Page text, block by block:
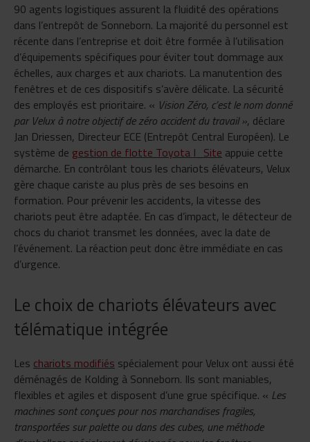
90 agents logistiques assurent la fluidité des opérations
dans l’entrepôt de Sonneborn. La majorité du personnel est
récente dans l’entreprise et doit être formée à l’utilisation
d’équipements spécifiques pour éviter tout dommage aux
échelles, aux charges et aux chariots. La manutention des
fenêtres et de ces dispositifs s’avère délicate. La sécurité
des employés est prioritaire. « Vision Zéro, c’est le nom donné
par Velux à notre objectif de zéro accident du travail», déclare
Jan Driessen, Directeur ECE (Entrepôt Central Européen). Le
système de gestion de flotte Toyota I_Site appuie cette
démarche. En contrôlant tous les chariots élévateurs, Velux
gère chaque cariste au plus près de ses besoins en
formation. Pour prévenir les accidents, la vitesse des
chariots peut être adaptée. En cas d’impact, le détecteur de
chocs du chariot transmet les données, avec la date de
l’événement. La réaction peut donc être immédiate en cas
d’urgence.
Le choix de chariots élévateurs avec
télématique intégrée
Les chariots modifiés spécialement pour Velux ont aussi été
déménagés de Kolding à Sonneborn. Ils sont maniables,
flexibles et agiles et disposent d’une grue spécifique. « Les
machines sont conçues pour nos marchandises fragiles,
transportées sur palette ou dans des cubes, une méthode